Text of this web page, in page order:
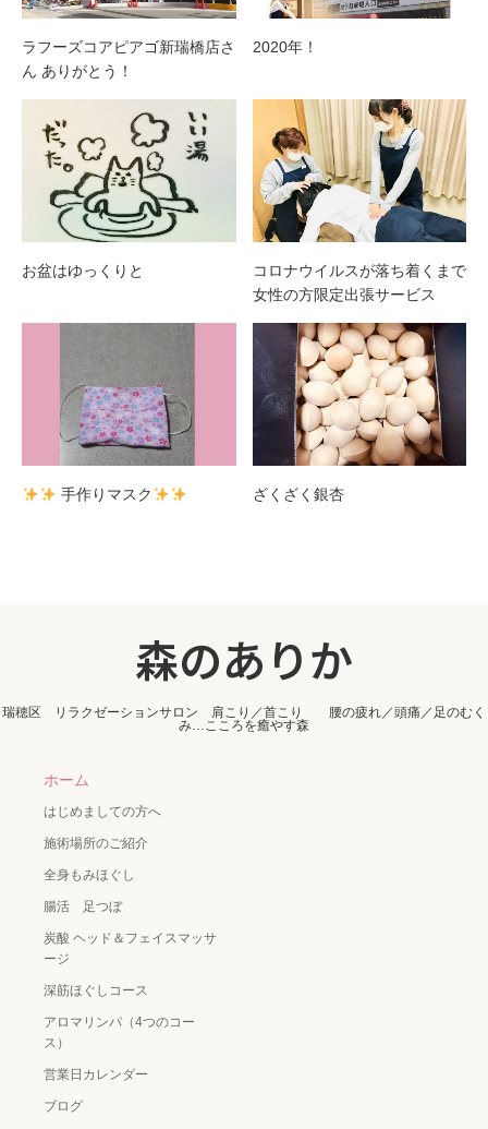
ラフーズコアピアゴ新瑞橋店さ
ん ありがとう！
2020年！
お盆はゆっくりと
コロナウイルスが落ち着くまで
女性の方限定出張サービス
手作りマスク ざくざく銀杏
森のありか
瑞穂区 リラクゼーションサロン 肩こり／首こり 腰の疲れ／頭痛／足のむく
み…こころを癒やす森
ホーム
はじめましての方へ
施術場所のご紹介
全身もみほぐし
腸活 足つぼ
炭酸 ヘッド＆フェイスマッサ
ージ
深筋ほぐしコース
アロマリンパ（4つのコー
ス）
営業日カレンダー
ブログ